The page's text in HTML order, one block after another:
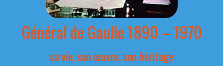
Général de Gaulle 1890 – 1970
sa vie, son œuvre, son héritage